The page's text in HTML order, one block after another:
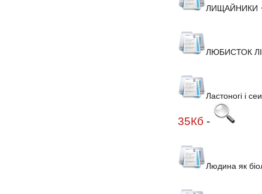
ЛИЩАЙНИКИ
ЛЮБИСТОК
Ластоногі і
35Кб -
Людина як